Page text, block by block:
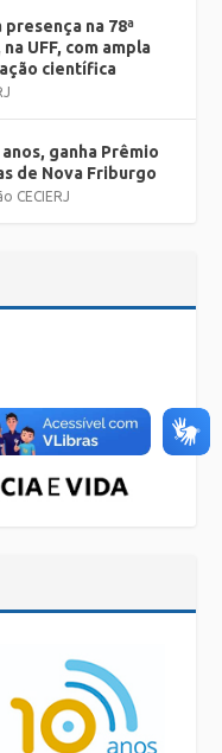
na 78ª
UFF, com ampla
científica
ganha Prêmio
de Nova Friburgo
CECIERJ